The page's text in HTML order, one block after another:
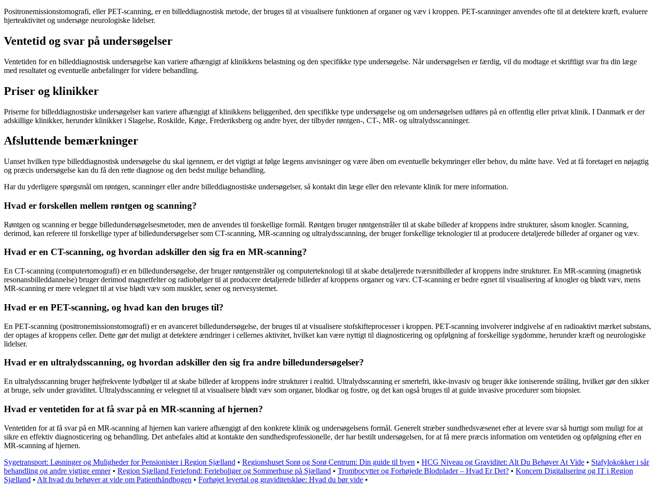
Positronemissionstomografi, eller PET-scanning, er en billeddiagnostisk metode, der bruges til at visualisere funktionen af organer og væv i kroppen. PET-scanninger anvendes ofte til at detektere kræft, evaluere
hjerteaktivitet og undersøge neurologiske lidelser.
Ventetid og svar på undersøgelser
Ventetiden for en billeddiagnostisk undersøgelse kan variere afhængigt af klinikkens belastning og den specifikke type undersøgelse. Når undersøgelsen er færdig, vil du modtage et skriftligt svar fra din læge
med resultatet og eventuelle anbefalinger for videre behandling.
Priser og klinikker
Priserne for billeddiagnostiske undersøgelser kan variere afhængigt af klinikkens beliggenhed, den specifikke type undersøgelse og om undersøgelsen udføres på en offentlig eller privat klinik. I Danmark er der
adskillige klinikker, herunder klinikker i Slagelse, Roskilde, Køge, Frederiksberg og andre byer, der tilbyder røntgen-, CT-, MR- og ultralydsscanninger.
Afsluttende bemærkninger
Uanset hvilken type billeddiagnostisk undersøgelse du skal igennem, er det vigtigt at følge lægens anvisninger og være åben om eventuelle bekymringer eller behov, du måtte have. Ved at få foretaget en nøjagtig
og præcis undersøgelse kan du få den rette diagnose og den bedst mulige behandling.
Har du yderligere spørgsmål om røntgen, scanninger eller andre billeddiagnostiske undersøgelser, så kontakt din læge eller den relevante klinik for mere information.
Hvad er forskellen mellem røntgen og scanning?
Røntgen og scanning er begge billedundersøgelsesmetoder, men de anvendes til forskellige formål. Røntgen bruger røntgenstråler til at skabe billeder af kroppens indre strukturer, såsom knogler. Scanning,
derimod, kan referere til forskellige typer af billedundersøgelser som CT-scanning, MR-scanning og ultralydsscanning, der bruger forskellige teknologier til at producere detaljerede billeder af organer og væv.
Hvad er en CT-scanning, og hvordan adskiller den sig fra en MR-scanning?
En CT-scanning (computertomografi) er en billedundersøgelse, der bruger røntgenstråler og computerteknologi til at skabe detaljerede tværsnitbilleder af kroppens indre strukturer. En MR-scanning (magnetisk
resonansbilleddannelse) bruger derimod magnetfelter og radiobølger til at producere detaljerede billeder af kroppens organer og væv. CT-scanning er bedre egnet til visualisering af knogler og blødt væv, mens
MR-scanning er mere velegnet til at vise blødt væv som muskler, sener og nervesystemet.
Hvad er en PET-scanning, og hvad kan den bruges til?
En PET-scanning (positronemissionstomografi) er en avanceret billedundersøgelse, der bruges til at visualisere stofskifteprocesser i kroppen. PET-scanning involverer indgivelse af en radioaktivt mærket substans,
der optages af kroppens celler. Dette gør det muligt at detektere ændringer i cellernes aktivitet, hvilket kan være nyttigt til diagnosticering og opfølgning af forskellige sygdomme, herunder kræft og neurologiske
lidelser.
Hvad er en ultralydsscanning, og hvordan adskiller den sig fra andre billedundersøgelser?
En ultralydsscanning bruger højfrekvente lydbølger til at skabe billeder af kroppens indre strukturer i realtid. Ultralydsscanning er smertefri, ikke-invasiv og bruger ikke ioniserende stråling, hvilket gør den sikker
at bruge, selv under graviditet. Ultralydsscanning er velegnet til at visualisere blødt væv som organer, blodkar og fostre, og det kan også bruges til at guide invasive procedurer som biopsier.
Hvad er ventetiden for at få svar på en MR-scanning af hjernen?
Ventetiden for at få svar på en MR-scanning af hjernen kan variere afhængigt af den konkrete klinik og undersøgelsens formål. Generelt stræber sundhedsvæsenet efter at levere svar så hurtigt som muligt for at
sikre en effektiv diagnosticering og behandling. Det anbefales altid at kontakte den sundhedsprofessionelle, der har bestilt undersøgelsen, for at få mere præcis information om ventetiden og opfølgning efter en
MR-scanning af hjernen.
Sygetransport: Løsninger og Muligheder for Pensionister i Region Sjælland • Regionshuset Sorø og Sorø Centrum: Din guide til byen • HCG Niveau og Graviditet: Alt Du Behøver At Vide • Stafylokokker i sår
behandling og andre vigtige emner• Region Sjælland Feriefond: Ferieboliger og Sommerhuse på Sjælland • Trombocytter og Forhøjede Blodplader – Hvad Er Det? • Koncern Digitalisering og IT i Region
Sjælland • Alt hvad du behøver at vide om Patienthåndbogen • Forhøjet levertal og graviditetskløe: Hvad du bør vide •